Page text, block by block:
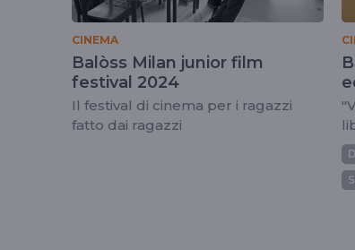
CINEMA
Balòss Milan junior film
festival 2024
Il festival di cinema per i ragazzi
fatto dai ragazzi